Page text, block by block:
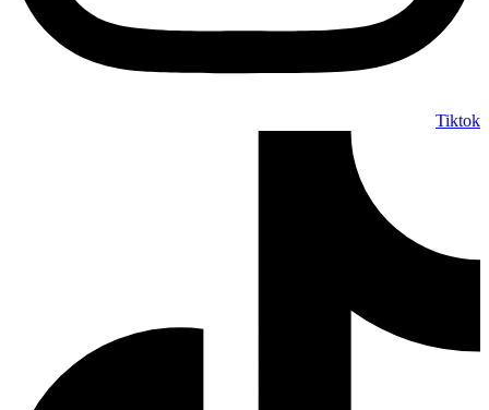
Tiktok